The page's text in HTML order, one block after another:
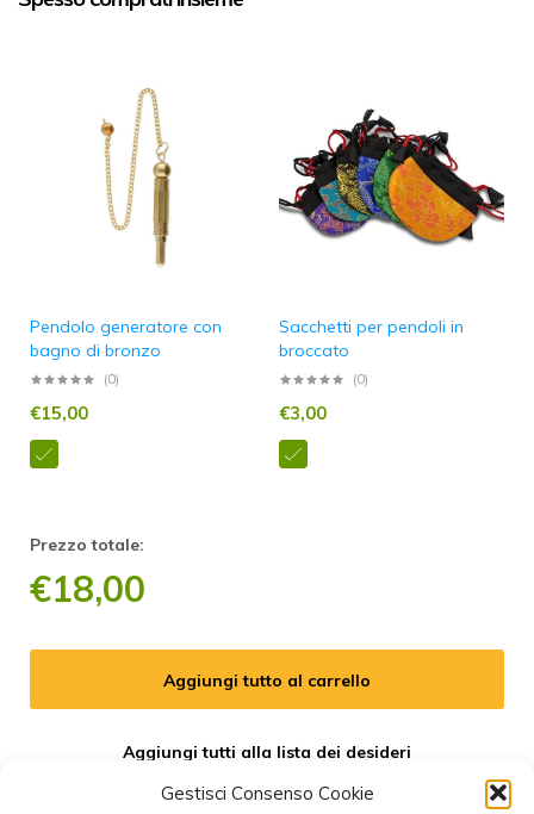
Gestisci Consenso Cookie
Pendolo generatore con
bagno di bronzo
(0)
€15,00
Sacchetti per pendoli in
broccato
(0)
€3,00
Prezzo totale:
€18,00
Aggiungi tutto al carrello
Aggiungi tutti alla lista dei desideri